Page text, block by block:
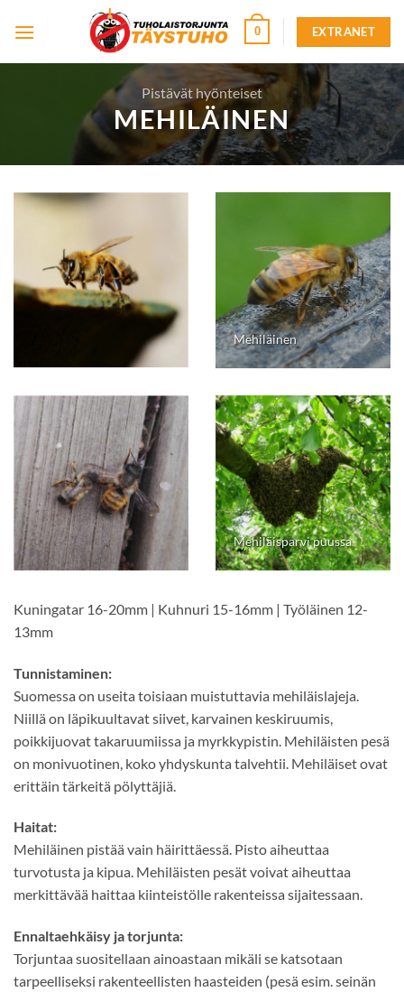
0 EXTRANET
Pistävät hyönteiset
MEHILÄINEN
Mehiläinen
Mehiläisparvi puussa
Kuningatar 16-20mm | Kuhnuri 15-16mm | Työläinen 12-
13mm
Tunnistaminen:
Suomessa on useita toisiaan muistuttavia mehiläislajeja.
Niillä on läpikuultavat siivet, karvainen keskiruumis,
poikkijuovat takaruumiissa ja myrkkypistin. Mehiläisten pesä
on monivuotinen, koko yhdyskunta talvehtii. Mehiläiset ovat
erittäin tärkeitä pölyttäjiä.
Haitat:
Mehiläinen pistää vain häirittäessä. Pisto aiheuttaa
turvotusta ja kipua. Mehiläisten pesät voivat aiheuttaa
merkittävää haittaa kiinteistölle rakenteissa sijaitessaan.
Ennaltaehkäisy ja torjunta:
Torjuntaa suositellaan ainoastaan mikäli se katsotaan
tarpeelliseksi rakenteellisten haasteiden (pesä esim. seinän